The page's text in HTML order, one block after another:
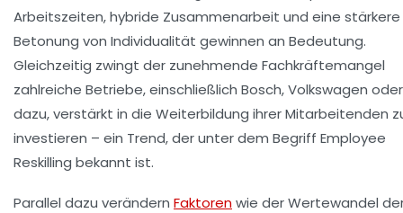
Arbeitszeiten, hybride Zusammenarbeit und eine stärkere
Betonung von Individualität gewinnen an Bedeutung.
Gleichzeitig zwingt der zunehmende Fachkräftemangel
zahlreiche Betriebe, einschließlich Bosch, Volkswagen oder
dazu, verstärkt in die Weiterbildung ihrer Mitarbeitenden
investieren – ein Trend, der unter dem Begriff Employee
Reskilling bekannt ist.
Parallel dazu verändern Faktorenwie der Wertewandel